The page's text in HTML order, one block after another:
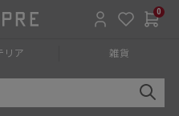
0
リア 雑貨